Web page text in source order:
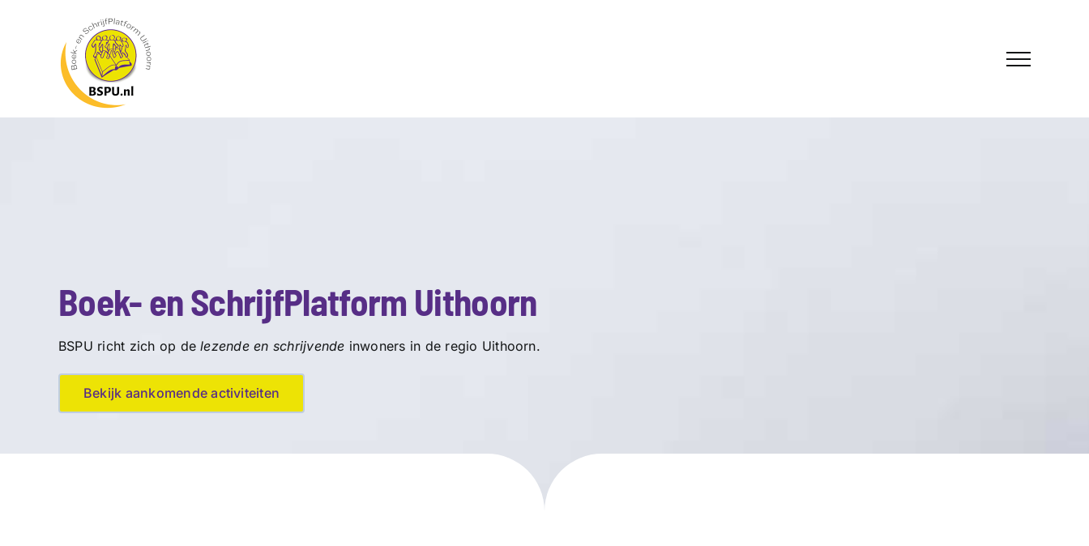
Boek- en SchrijfPlatform Uithoorn
BSPU richt zich op delezende en schrijvende inwoners in de regio Uithoorn.
Bekijk aankomende activiteiten